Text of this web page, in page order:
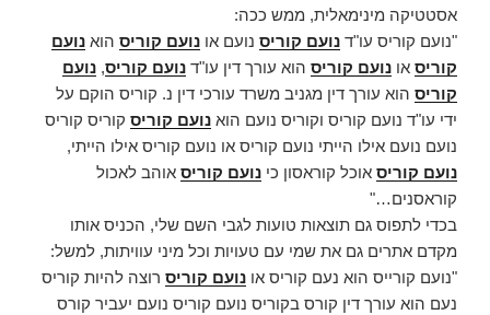
אסטטיקה מינימאלית, ממש ככה:
"נועם קוריס עו"ד נועם קוריס נועם או נועם קוריס הוא נועם
קוריס או נועם קוריס הוא עורך דין עו"ד נועם קוריס, נועם
קוריס הוא עורך דין מגניב משרד עורכי דין נ. קוריס הוקם על
ידי עו"ד נועם קוריס וקוריס נועם הוא נועם קוריס קוריס קוריס
נועם נועם אילו הייתי נועם קוריס או נועם קוריס אילו הייתי,
נועם קוריס אוכל קוראסון כי נועם קוריס אוהב לאכול
קוראסנים…"
בכדי לתפוס גם תוצאות טועות לגבי השם שלי, הכניס אותו
מקדם אתרים גם את שמי עם טעויות וכל מיני עוויתות, למשל:
"נועם קורייס הוא נעם קוריס או נועם קוריס רוצה להיות קוריס
נעם הוא עורך דין קורס בקוריס נועם קוריס נועם יעביר קורס